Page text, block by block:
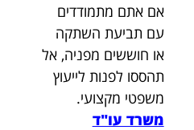
אם אתם מתמודדים
עם תביעת השתקה
או חוששים מפניה, אל
תהססו לפנות לייעוץ
משפטי מקצועי.
משרד עו"ד